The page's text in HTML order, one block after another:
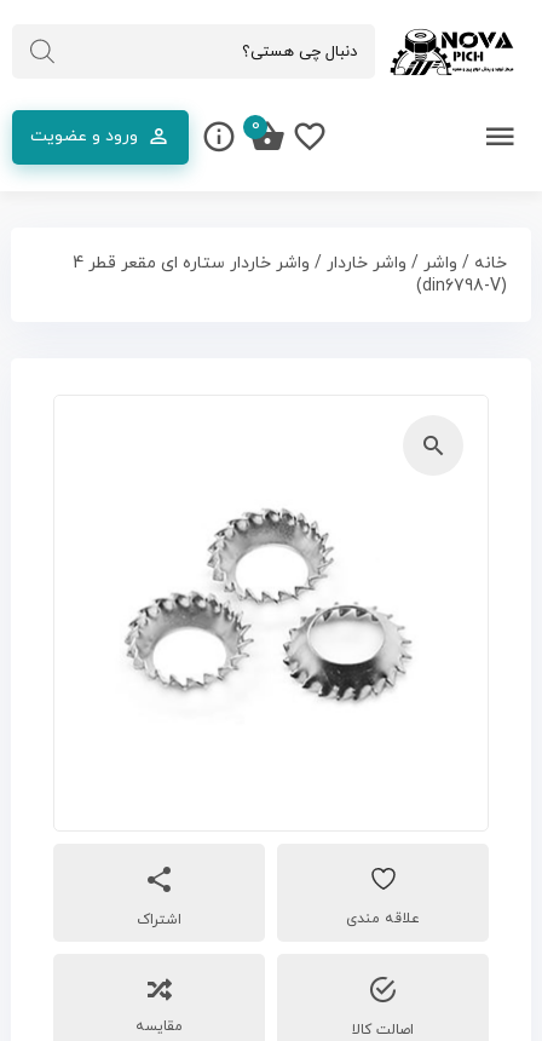
ورود و عضویت 0
خانه / واشر / واشر خاردار
/ واشر خاردار ستاره ای مقعر قطر 4
(din6798-V)
اشتراک
اصالت کالا مقایسه